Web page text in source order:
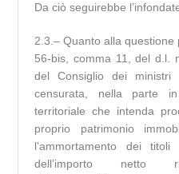
Da ciò seguirebbe
2.3.– Quanto alla questione
56-bis, comma 11, del d.l.
del Consiglio dei ministri
censurata, nella parte
territoriale che intenda
proprio patrimonio
l’ammortamento dei
dell’importo netto